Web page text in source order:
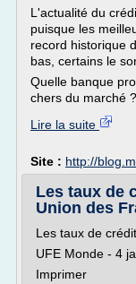
L'actualité du
puisque les
record historique
bas, certains le
Quelle banque
chers du marché
Lire la suite
Site : http://
Les taux de
Union des
Les taux de
UFE Monde - 4
Imprimer